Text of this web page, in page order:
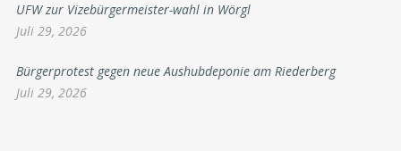
UFW zur Vizebürgermeister-wahl in Wörgl
Juli 29, 2026
Bürgerprotest gegen neue Aushubdeponie am Riederberg
Juli 29, 2026